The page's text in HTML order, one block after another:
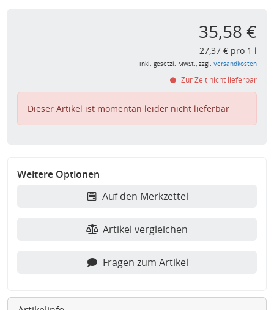
35,58 €
27,37 € pro 1 l
inkl. gesetzl. MwSt., zzgl. Versandkosten
Zur Zeit nicht lieferbar
Dieser Artikel ist momentan leider nicht lieferbar
Weitere Optionen
Auf den Merkzettel
Artikel vergleichen
Fragen zum Artikel